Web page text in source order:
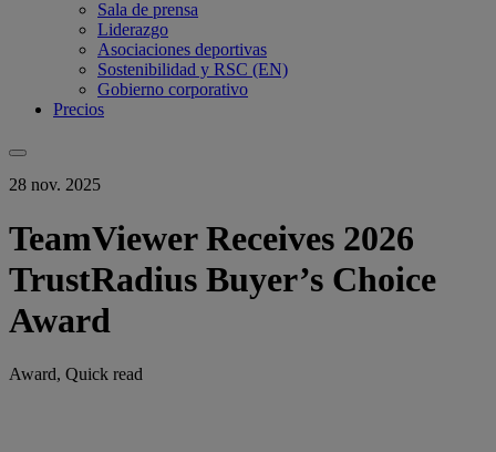
Sala de prensa
Liderazgo
Asociaciones deportivas
Sostenibilidad y RSC (EN)
Gobierno corporativo
Precios
28 nov. 2025
TeamViewer Receives 2026
TrustRadius Buyer’s Choice
Award
Award, Quick read